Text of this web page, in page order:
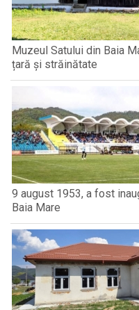
Muzeul Satului din Baia
țară și străinătate
9 august 1953, a fost
Baia Mare